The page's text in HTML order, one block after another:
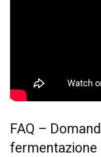
FAQ –
fermentazione